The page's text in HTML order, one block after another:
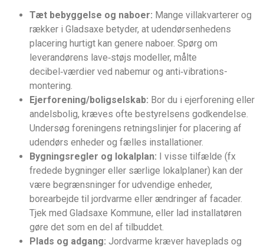
Tæt bebyggelse og naboer: Mange villakvarterer og
rækker i Gladsaxe betyder, at udendørsenhedens
placering hurtigt kan genere naboer. Spørg om
leverandørens lave‑støjs modeller, målte
decibel‑værdier ved nabemur og anti‑vibrations­
montering.
Ejerforening/boligselskab: Bor du i ejerforening eller
andelsbolig, kræves ofte bestyrelsens godkendelse.
Undersøg foreningens retningslinjer for placering af
udendørs enheder og fælles installationer.
Bygningsregler og lokalplan: I visse tilfælde (fx
fredede bygninger eller særlige lokalplaner) kan der
være begrænsninger for udvendige enheder,
borearbejde til jordvarme eller ændringer af facader.
Tjek med Gladsaxe Kommune, eller lad installatøren
gøre det som en del af tilbuddet.
Plads og adgang: Jordvarme kræver haveplads og